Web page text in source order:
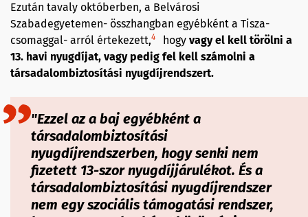
Ezután tavaly októberben, a Belvárosi
Szabadegyetemen- összhangban egyébként a Tisza-
csomaggal- arról értekezett,4 hogy vagy el kell törölni a
13. havi nyugdíjat, vagy pedig fel kell számolni a
társadalombiztosítási nyugdíjrendszert.
"Ezzel az a baj egyébként a
társadalombiztosítási
nyugdíjrendszerben, hogy senki nem
fizetett 13-szor nyugdíjjárulékot. És a
társadalombiztosítási nyugdíjrendszer
nem egy szociális támogatási rendszer,